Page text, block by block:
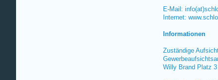
E-Mail:
Internet:
Informationen
Zuständige
Willy Brand Platz